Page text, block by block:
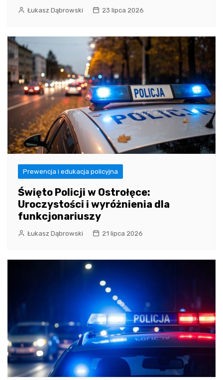
Łukasz Dąbrowski 23 lipca 2026
Prewencja i edukacja policyjna
Święto Policji w Ostrołęce:
Uroczystości i wyróżnienia dla
funkcjonariuszy
Łukasz Dąbrowski 21 lipca 2026